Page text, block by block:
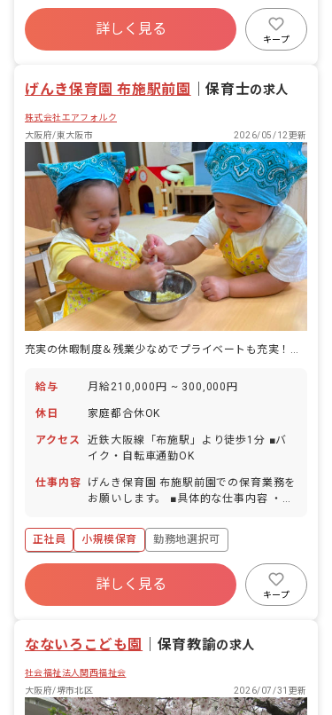
安心・快適 子どもたちのことを第一に考
え、施設設備や備品の選び方、配置な
ど、細部に至るまで安全に配慮し、げん
一人ひとりが子どもの立場・目線になっ
全・安心の質を高めています。 2.いつも
そばに 3歳までの成長・育児が、生涯に
わたる人格形成の基礎を培う重要なもの
だと考えています。 この大事な時期を一
緒に過ごす責任を自覚し、職員と子ども
たちが一つの家族のように仲良く楽しく
過ごせるように心がけています。 子ども
たちや保護者の方々と、いつも・そば
に・一緒になって「喜び・悲しみ・悩
み」を共有できる家族のような存在を目
指しています。 3.地域に信頼され愛され
る施設 地域の方と積極的に交流を深め、
運営方針にご理解とご協力をいただき、
町全体で子育てを支援できるような環境
を目指しています。 4.職員が楽しく働け
ること お父さんお母さんの代わりとして
ごす我々職員は、常に子どもたちのお手
本でなければいけません。 職員の成長は
我々職員が明るく楽しく仕事をしてこ
そ、子どもたちがのびのび・わくわく・
います。 子どもたちにとってより良い環
境と従業員満足を重点課題とし、制度充
ボーナス・賞与あり
寮・住宅・家賃補助あり
社会保険完備
残業少なめ
詳しく見る
キープ
げんき保育園 布施駅前園 ｜保育士の求人
株式会社エアフォルク
大阪府/東大阪市
2026/05/12更新
充実の休暇制度＆残業少なめでプライベートも充実！心にゆとりをもてる保育
給与 月給210,000円 ~ 300,000円
休日 家庭都合休OK
アクセス
近鉄大阪線「布施駅」より徒歩1分 ■バ
イク・自転車通勤OK
仕事内容
げんき保育園 布施駅前園での保育業務を
お願いします。 ■具体的な仕事内容 ・0
えの補助 ・保護者との連絡対応 ・行事
の計画・運営 ■保育のこだわり 1.安全・
安心・快適 子どもたちのことを第一に考
え、施設設備や備品の選び方、配置な
ど、細部に至るまで安全に配慮し、げん
一人ひとりが子どもの立場・目線になっ
全・安心の質を高めています。 2.いつも
そばに 3歳までの成長・育児が、生涯に
わたる人格形成の基礎を培う重要なもの
正社員 小規模保育
勤務地選択可
ボーナス・賞与あり
寮・住宅・家賃補助あり
社会保険完備
残業少なめ
詳しく見る
キープ
なないろこども園 保育教諭の求人
社会福祉法人関西福祉会
大阪府/堺市北区
2026/07/31更新